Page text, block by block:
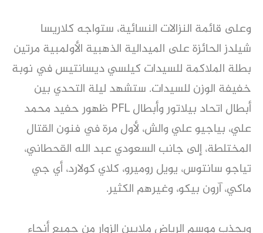
وعلى قائمة النزالات النسائية، ستواجه كلاريسا
شيلدز الحائزة على الميدالية الذهبية الأولمبية مرتين
بطلة الملاكمة للسيدات كيلسي ديسانتيس في نوبة
خفيفة الوزن للسيدات. ستشهد ليلة التحدي بين
أبطال اتحاد بيلاتور وأبطال PFL ظهور حفيد محمد
علي، بياجيو علي والش، لأول مرة في فنون القتال
المختلطة، إلى جانب السعودي عبد الله القحطاني،
تياجو سانتوس، يويل روميرو، كلاي كولارد، أي جي
ماكي، آرون بيكو، وغيرهم الكثير.